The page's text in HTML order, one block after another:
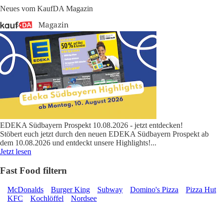
Neues vom KaufDA Magazin
EDEKA Südbayern Prospekt 10.08.2026 - jetzt entdecken!
Stöbert euch jetzt durch den neuen EDEKA Südbayern Prospekt ab
dem 10.08.2026 und entdeckt unsere Highlights!...
Jetzt lesen
Fast Food filtern
McDonalds Burger King Subway Domino's Pizza
Pizza Hut
KFC
Kochlöffel Nordsee